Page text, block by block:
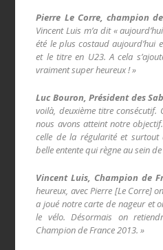
Pierre Le Corre, champion
Vincent Luis m’a dit «
été le plus costaud aujourd’hui
et le titre en U23. A cela
vraiment super heureux ! »
Luc Bouron, Président des
voilà, deuxième titre consécutif.
nous avons atteint notre
celle de la régularité et
belle entente qui règne au sein
Vincent Luis, Champion de
heureux, avec Pierre [Le Corre]
a joué notre carte de nageur et
le vélo. Désormais on
Champion de France 2013. »